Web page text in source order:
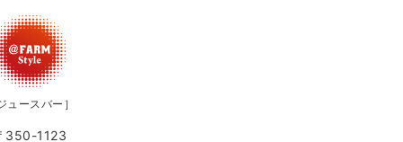
ュースバー］
350-1123